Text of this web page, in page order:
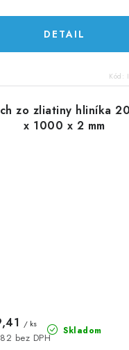
DETAIL
Kód:
zo zliatiny hliníka
x 1000 x 2 mm
Skladom
bez DPH
/ ks